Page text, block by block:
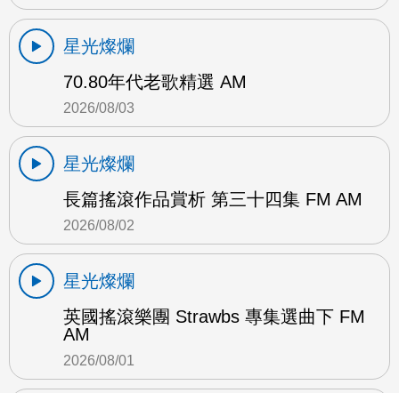
星光燦爛
70.80年代老歌精選 AM
2026/08/03
星光燦爛
長篇搖滾作品賞析 第三十四集 FM AM
2026/08/02
星光燦爛
英國搖滾樂團 Strawbs 專集選曲下 FM
AM
2026/08/01